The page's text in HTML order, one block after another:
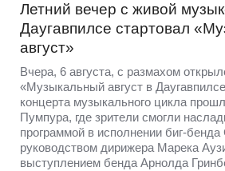
Летний вечер с живой
Даугавпилсе стартовал
август»
Вчера, 6 августа, с размахом
«Музыкальный август в
концерта музыкального цикла
Пумпура, где зрители смогли
программой в исполнении биг-бенда
руководством дирижера Марека
выступлением бенда Арнолда